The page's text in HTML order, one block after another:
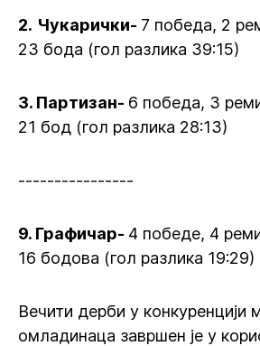
2. Чукарички- 7 победа, 2
23 бода (гол разлика 39:15)
3. Партизан- 6 победа, 3
21 бод (гол разлика 28:13)
----------------
9. Графичар- 4 победе, 4
16 бодова (гол разлика 19:29)
Вечити дерби у конкуренцији
омладинаца завршен је у